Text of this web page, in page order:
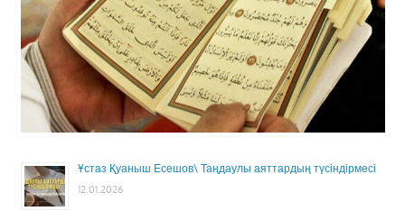
Ұстаз Қуаныш Есешов\ Таңдаулы аяттардың түсіндірмесі
12.01.2026